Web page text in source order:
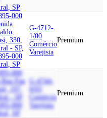
SP
000
330,
- SP,
000
SP
G-4712-
1/00
Comércio
Varejista
Premium
000
Rua Pau
197,
- SP,
000
SP
G-4744-
Comércio
Varejista
Premium